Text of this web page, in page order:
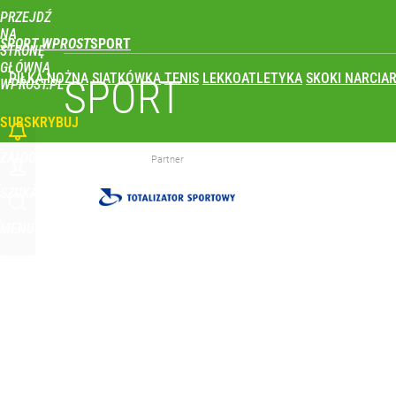
PRZEJDŹ
NA
STRONĘ
GŁÓWNĄ
WPROST.PL
SPORT WPROST
PIŁKA NOŻNA SIATKÓWKA TENIS LEKKOATLETYKA SKOKI
SUBSKRYBUJ
Polski finał w Warszawie! To będzie wielkie święto
Iga Świątek zwróciła się do kibiców z Polski.
SPORT
Partner